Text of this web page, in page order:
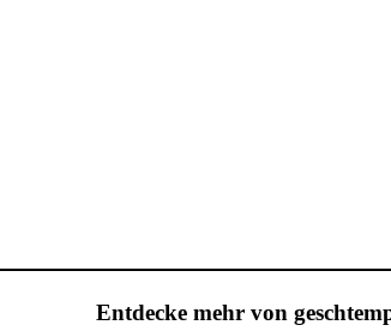
Entdecke mehr von